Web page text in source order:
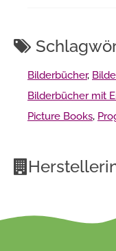
Bilderbücher,
Bilderbücher mit
Picture Books,